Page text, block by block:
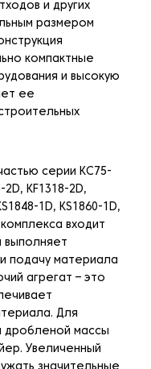
и других
размером
компактные
и высокую
ее
серии KC75-
2D, KF1318-2D,
1D, KS1860-1D,
комплекса входит
выполняет
подачу материала
агрегат – это
Для
дробленой массы
Увеличенный